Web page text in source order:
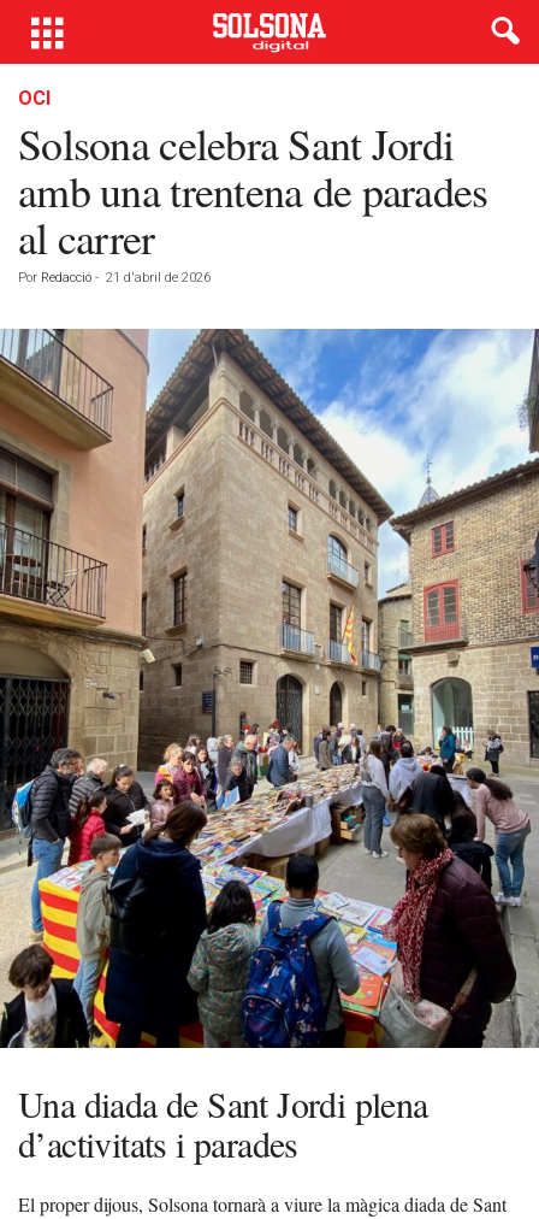
OCI
Solsona celebra Sant Jordi
amb una trentena de parades
al carrer
Por Redacció - 21 d'abril de 2026
Una diada de Sant Jordi plena
d’activitats i parades
El proper dijous, Solsona tornarà a viure la màgica diada de Sant